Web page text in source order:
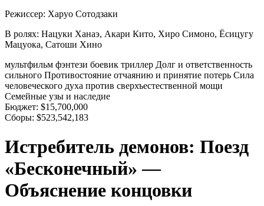
Режиссер: Харуо Сотодзаки
В ролях: Нацуки Ханаэ, Акари Кито, Хиро Симоно, Ёсицугу
Мацуока, Сатоши Хино
мультфильм фэнтези боевик триллер Долг и ответственность
сильного Противостояние отчаянию и принятие потерь Сила
человеческого духа против сверхъестественной мощи
Семейные узы и наследие
Бюджет: $15,700,000
Сборы: $523,542,183
Истребитель демонов: Поезд
«Бесконечный» —
Объяснение концовки